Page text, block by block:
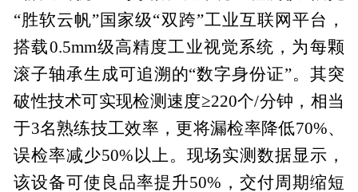
“胜软云帆”国家级“双跨”工业互联网平台，
搭载0.5mm级高精度工业视觉系统，为每颗
滚子轴承生成可追溯的“数字身份证”。其突
破性技术可实现检测速度≥220个/分钟，相当
于3名熟练技工效率，更将漏检率降低70%、
误检率减少50%以上。现场实测数据显示，
该设备可使良品率提升50%，交付周期缩短